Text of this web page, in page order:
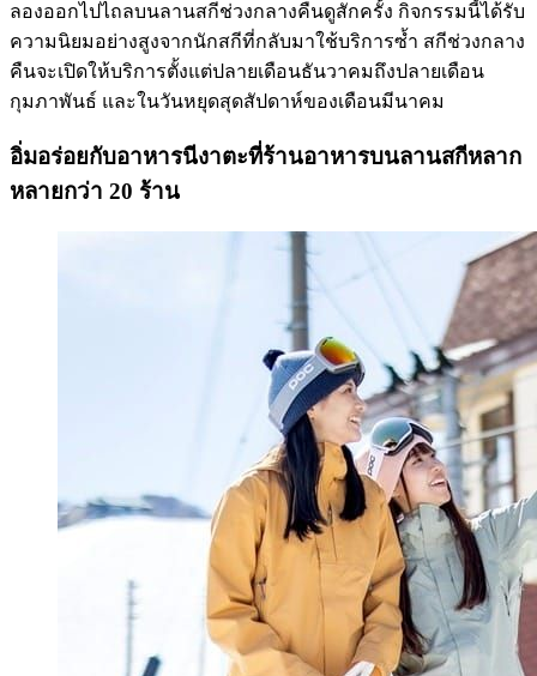
ลองออกไปไถลบนลานสกีช่วงกลางคืนดูสักครั้ง กิจกรรมนี้ได้รับ
ความนิยมอย่างสูงจากนักสกีที่กลับมาใช้บริการซ้ำ สกีช่วงกลาง
คืนจะเปิดให้บริการตั้งแต่ปลายเดือนธันวาคมถึงปลายเดือน
กุมภาพันธ์ และในวันหยุดสุดสัปดาห์ของเดือนมีนาคม
อิ่มอร่อยกับอาหารนีงาตะที่ร้านอาหารบนลานสกีหลาก
หลายกว่า 20 ร้าน